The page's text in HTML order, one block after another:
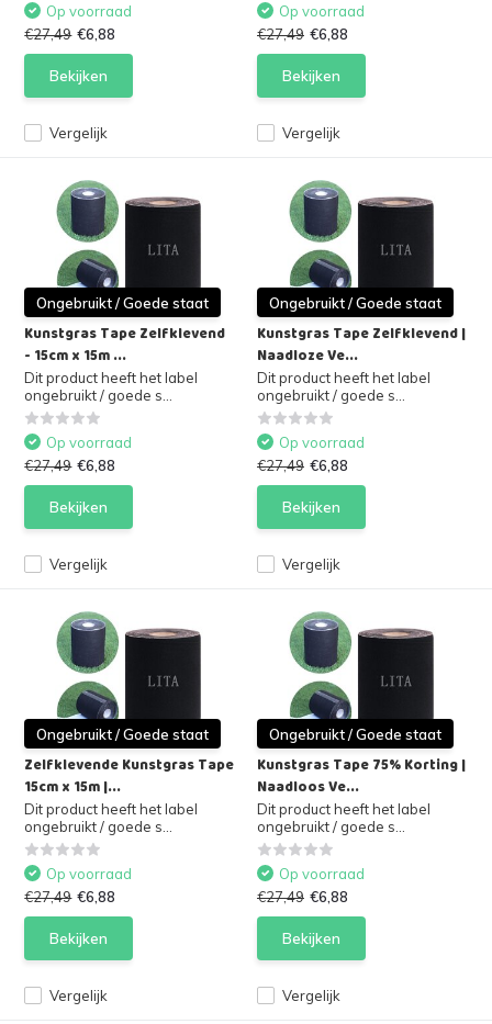
Vergelijk
Op voorraad
€27,49 €6,88
Bekijken
Vergelijk
Op voorraad
€27,49 €6,88
Bekijken
Ongebruikt / Goede staat
Kunstgras Tape Zelfklevend
- 15cm x 15m ...
Dit product heeft het label
ongebruikt / goede s...
Vergelijk
Op voorraad
€27,49 €6,88
Bekijken
Ongebruikt / Goede staat
Kunstgras Tape Zelfklevend |
Naadloze Ve...
Dit product heeft het label
ongebruikt / goede s...
Vergelijk
Op voorraad
€27,49 €6,88
Bekijken
Ongebruikt / Goede staat
Zelfklevende Kunstgras Tape
15cm x 15m |...
Dit product heeft het label
ongebruikt / goede s...
Vergelijk
Op voorraad
€27,49 €6,88
Bekijken
Ongebruikt / Goede staat
Kunstgras Tape 75% Korting |
Naadloos Ve...
Dit product heeft het label
ongebruikt / goede s...
Vergelijk
Op voorraad
€27,49 €6,88
Bekijken